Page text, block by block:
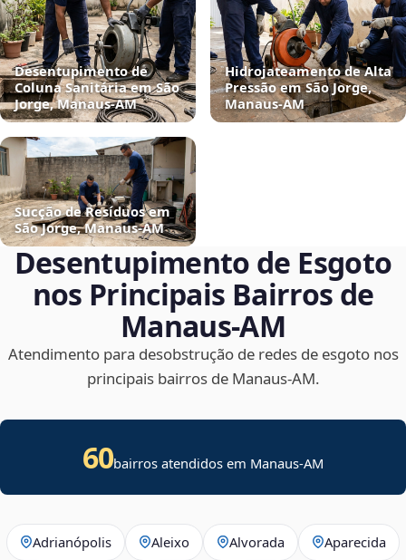
Desentupimento de
Coluna Sanitária em São
Jorge, Manaus‑AM
Hidrojateamento de Alta
Pressão em São Jorge,
Manaus‑AM
Sucção de Resíduos em
São Jorge, Manaus‑AM
Desentupimento de Esgoto
nos Principais Bairros de
Manaus‑AM
Atendimento para desobstrução de redes de esgoto nos
principais bairros de Manaus‑AM.
60bairros atendidos em Manaus-AM
Adrianópolis Aleixo Alvorada Aparecida